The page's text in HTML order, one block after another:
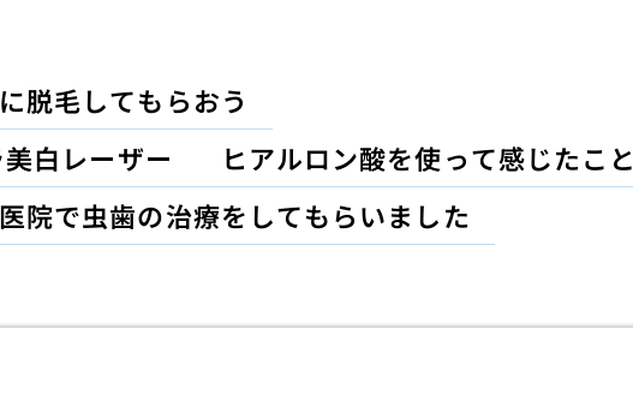
脱毛してもらおう
白レーザー
ヒアルロン酸を使って感じたこと
院で虫歯の治療をしてもらいました